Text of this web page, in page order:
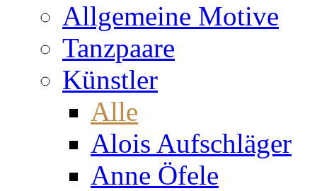
Allgemeine Motive
Tanzpaare
Künstler
Alle
Alois Aufschläger
Anne Öfele